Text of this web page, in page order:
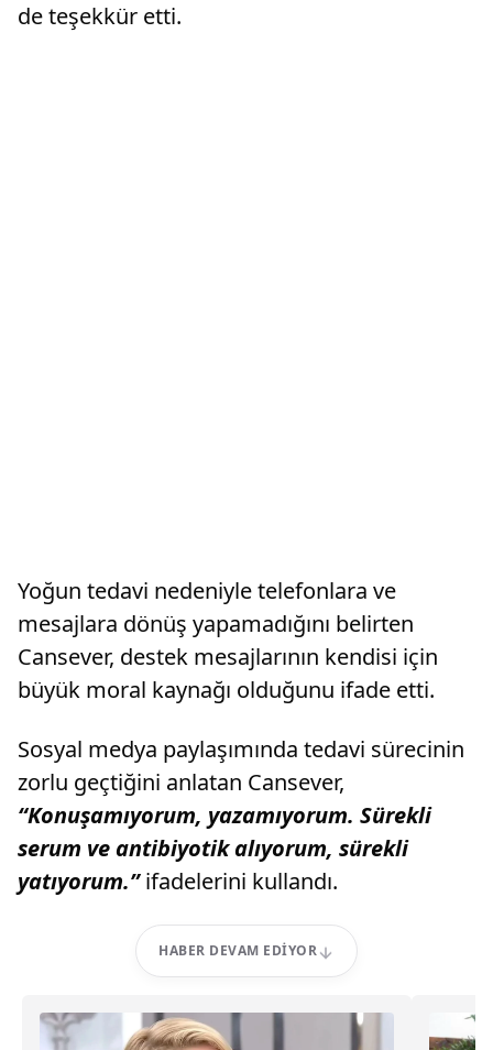
de teşekkür etti.
Yoğun tedavi nedeniyle telefonlara ve
mesajlara dönüş yapamadığını belirten
Cansever, destek mesajlarının kendisi için
büyük moral kaynağı olduğunu ifade etti.
Sosyal medya paylaşımında tedavi sürecinin
zorlu geçtiğini anlatan Cansever,
“Konuşamıyorum, yazamıyorum. Sürekli
serum ve antibiyotik alıyorum, sürekli
yatıyorum.”ifadelerini kullandı.
HABER DEVAM EDIYOR